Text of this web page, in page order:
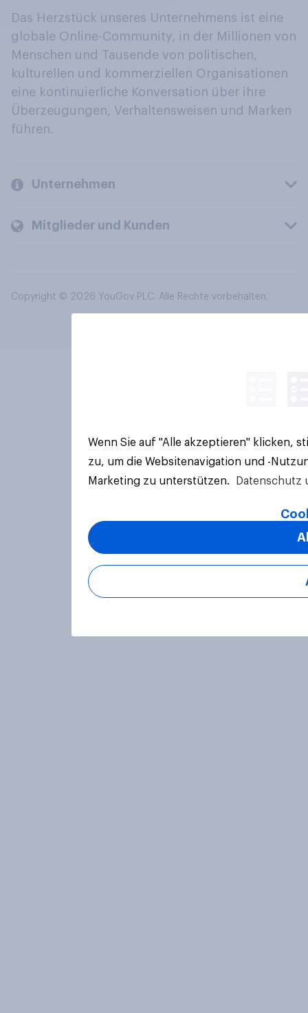
Das Herzstück unseres Unternehmens ist eine
globale Online-Community, in der Millionen von
Menschen und Tausende von politischen,
kulturellen und kommerziellen Organisationen
eine kontinuierliche Konversation über ihre
Überzeugungen, Verhaltensweisen und Marken
führen.
Unternehmen
Mitglieder und Kunden
Copyright © 2026 YouGov PLC. Alle Rechte vorbehalten.
Wenn Sie auf "Alle akzeptieren" klicken,
zu, um die Websitenavigation und -
Marketing zu unterstützen.
Datenschutz